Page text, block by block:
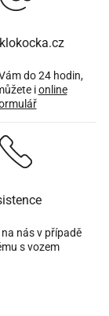
do 24 hodin,
ionline
nás v případě
s vozem